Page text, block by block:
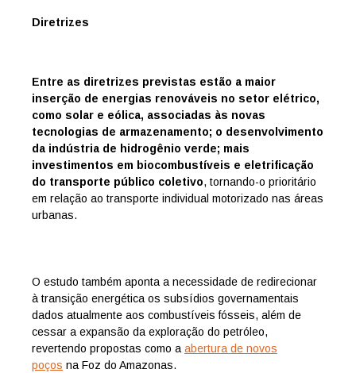
Diretrizes
Entre as diretrizes previstas estão a maior
inserção de energias renováveis no setor elétrico,
como solar e eólica, associadas às novas
tecnologias de armazenamento; o desenvolvimento
da indústria de hidrogênio verde; mais
investimentos em biocombustíveis e eletrificação
do transporte público coletivo, tornando-o prioritário
em relação ao transporte individual motorizado nas áreas
urbanas.
O estudo também aponta a necessidade de redirecionar
à transição energética os subsídios governamentais
dados atualmente aos combustíveis fósseis, além de
cessar a expansão da exploração do petróleo,
revertendo propostas como a abertura de novos
poços na Foz do Amazonas.